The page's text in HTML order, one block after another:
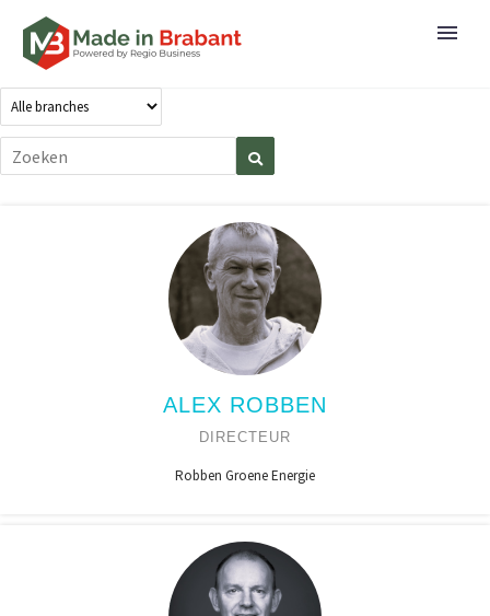
ALEX ROBBEN
DIRECTEUR
Robben Groene Energie